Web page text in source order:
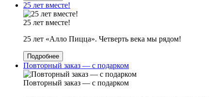
25 лет вместе!
25 лет вместе!
25 лет «Алло Пицца». Четверть века мы рядом!
Подробнее
Повторный заказ — с подарком
Повторный заказ — с подарком